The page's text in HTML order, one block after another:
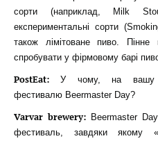
сорти (наприклад, Milk
експериментальні сорти
також лімітоване пиво.
спробувати у фірмовому барі
PostEat:У чому, на вашу
фестивалю Beermaster Day?
Varvar brewery: Beermaster
фестиваль, завдяки якому